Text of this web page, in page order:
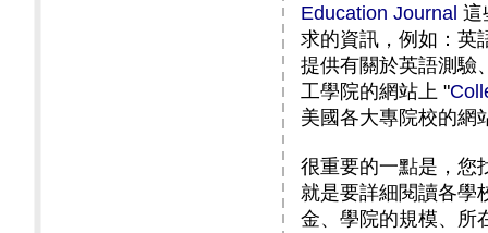
Education Journal 這
求的資訊，例如：英
提供有關於英語測驗
工學院的網站上 "
美國各大專院校的網
很重要的一點是，您
就是要詳細閱讀各學
金、學院的規模、所